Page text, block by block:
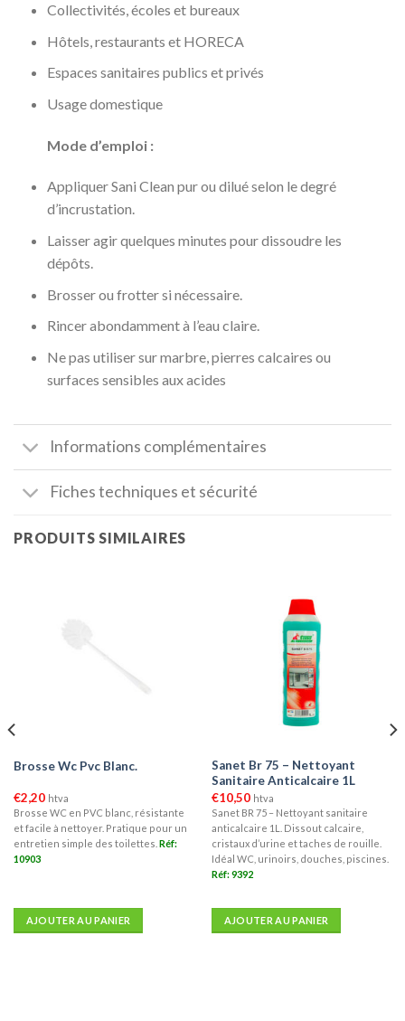
Collectivités, écoles et bureaux
Hôtels, restaurants et HORECA
Espaces sanitaires publics et privés
Usage domestique
Mode d’emploi :
Appliquer Sani Clean pur ou dilué selon le degré
d’incrustation.
Laisser agir quelques minutes pour dissoudre les
dépôts.
Brosser ou frotter si nécessaire.
Rincer abondamment à l’eau claire.
Ne pas utiliser sur marbre, pierres calcaires ou
surfaces sensibles aux acides
Informations complémentaires
Fiches techniques et sécurité
PRODUITS SIMILAIRES
Brosse Wc Pvc Blanc.
€2,20 htva
Brosse WC en PVC blanc, résistante
et facile à nettoyer. Pratique pour un
entretien simple des toilettes. Réf:
10903
AJOUTER AU PANIER
Sanet Br 75 – Nettoyant
Sanitaire Anticalcaire 1L
€10,50 htva
Sanet BR 75 – Nettoyant sanitaire
anticalcaire 1L. Dissout calcaire,
cristaux d’urine et taches de rouille.
Idéal WC, urinoirs, douches, piscines.
Réf: 9392
AJOUTER AU PANIER